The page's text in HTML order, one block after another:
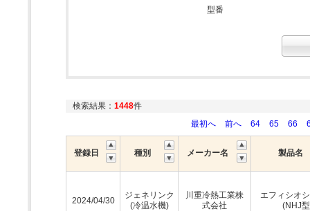
型番
検索結果： 1448件
最初へ
前へ 64 65 66
登録日 種別 メーカー名 製品名
2024/04/30
ジェネリンク
(冷温水機)
川重冷熱工業株
式会社
エフィシオ
(NHJ